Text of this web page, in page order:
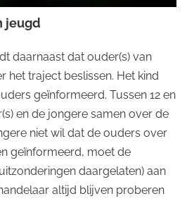
jeugd
daarnaast dat ouder(s) van
het traject beslissen. Het kind
geïnformeerd. Tussen 12 en
en de jongere samen over de
niet wil dat de ouders over
geïnformeerd, moet de
daargelaten) aan
altijd blijven proberen